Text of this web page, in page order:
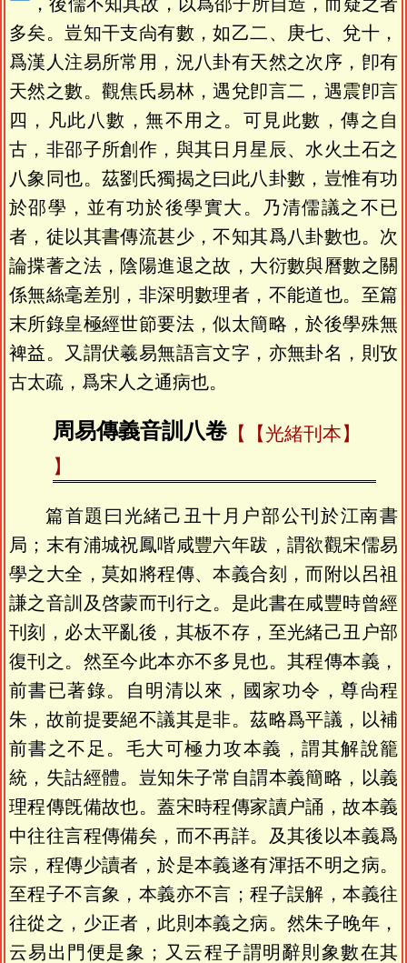
多矣。豈知干支尙有數，如乙二、庚七、兌十，
爲漢人注易所常用，況八卦有天然之次序，卽有
天然之數。觀焦氏易林，遇兌卽言二，遇震卽言
四，凡此八數，無不用之。可見此數，傳之自
古，非邵子所創作，與其日月星辰、水火土石之
八象同也。茲劉氏獨揭之曰此八卦數，豈惟有功
於邵學，並有功於後學實大。乃清儒議之不已
者，徒以其書傳流甚少，不知其爲八卦數也。次
論揲蓍之法，陰陽進退之故，大衍數與曆數之關
係無絲毫差別，非深明數理者，不能道也。至篇
末所錄皇極經世節要法，似太簡略，於後學殊無
裨益。又謂伏羲易無語言文字，亦無卦名，則攷
古太疏，爲宋人之通病也。
周易傳義音訓八卷 【光緒刊本】
篇首題曰光緒己丑十月户部公刊於江南書
局；末有浦城祝鳳喈咸豐六年跋，謂欲觀宋儒易
學之大全，莫如將程傳、本義合刻，而附以呂祖
謙之音訓及啓蒙而刊行之。是此書在咸豐時曾經
刊刻，必太平亂後，其板不存，至光緒己丑户部
復刊之。然至今此本亦不多見也。其程傳本義，
前書已著錄。自明清以來，國家功令，尊尙程
朱，故前提要絕不議其是非。茲略爲平議，以補
前書之不足。毛大可極力攻本義，謂其解說籠
統，失詁經體。豈知朱子常自謂本義簡略，以義
理程傳旣備故也。蓋宋時程傳家讀户誦，故本義
中往往言程傳備矣，而不再詳。及其後以本義爲
宗，程傳少讀者，於是本義遂有渾括不明之病。
至程子不言象，本義亦不言；程子誤解，本義往
往從之，少正者，此則本義之病。然朱子晚年，
云易出門便是象；又云程子謂明辭則象數在其